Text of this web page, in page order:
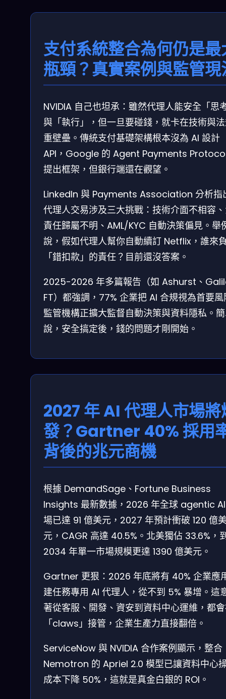
支付系統整合為何仍是最
瓶頸？真實案例與監管現
NVIDIA 自己也坦承：雖然代理人能安全「思
與「執行」，但一旦要碰錢，就卡在技術與
重壁壘。傳統支付基礎架構根本沒為 AI 設計
API，Google 的 Agent Payments
提出框架，但銀行端還在觀望。
LinkedIn 與 Payments Association 分析指
代理人交易涉及三大挑戰：技術介面不相容
責任歸屬不明、AML/KYC 自動決策偏見。舉
說，假如代理人幫你自動續訂 Netflix，誰來
「錯扣款」的責任？目前還沒答案。
2025-2026 年多篇報告（如 Ashurst、
FT）都強調，77% 企業把 AI 合規視為首要
監管機構正擴大監督自動決策與資料隱私。
說，安全搞定後，錢的問題才剛開始。
2027 年 AI 代理人市場將
發？Gartner 40% 採用
背後的兆元商機
根據 DemandSage、Fortune Business
Insights 最新數據，2026 年全球 agentic
場已達 91 億美元，2027 年預計衝破 120 億
元，CAGR 高達 40.5%。北美獨佔 33.6%，
2034 年單一市場規模更達 1390 億美元。
Gartner 更狠：2026 年底將有 40% 企業應
建任務專用 AI 代理人，從不到 5% 暴增。這
著從客服、開發、資安到資料中心運維，都
「claws」接管，企業生產力直接翻倍。
ServiceNow 與 NVIDIA 合作案例顯示，整合
Nemotron 的 Apriel 2.0 模型已讓資料中心
成本下降 50%，這就是真金白銀的 ROI。